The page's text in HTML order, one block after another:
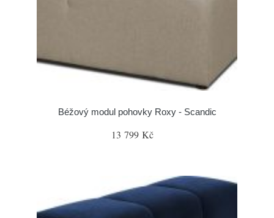
Béžový modul pohovky Roxy - Scandic
13 799 Kč